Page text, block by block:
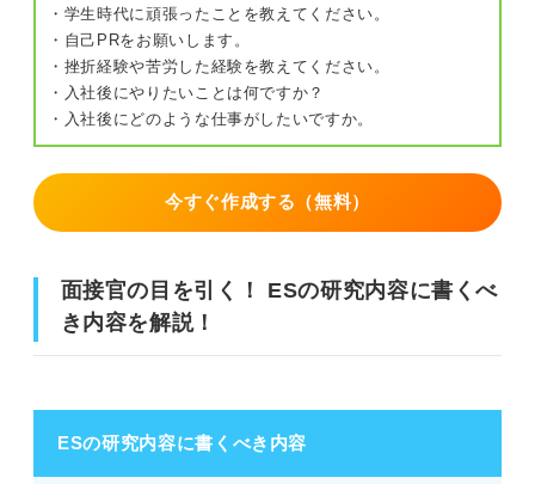
・学生時代に頑張ったことを教えてください。
・自己PRをお願いします。
・挫折経験や苦労した経験を教えてください。
・入社後にやりたいことは何ですか？
・入社後にどのような仕事がしたいですか。
今すぐ作成する（無料）
面接官の目を引く！ ESの研究内容に書くべ
き内容を解説！
ESの研究内容に書くべき内容